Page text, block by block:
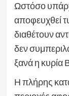
Ωστόσο
αποφευχθεί
διαθέτουν
δεν
ξανά η κυρία
Η πλήρης